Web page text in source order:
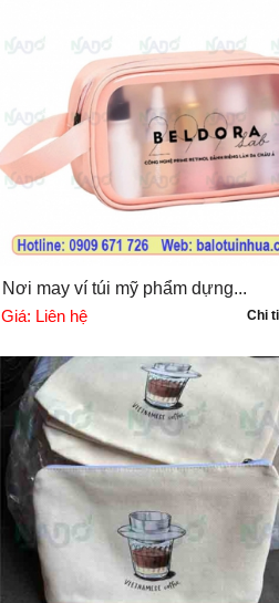
Nơi may ví túi mỹ phẩm dựng...
Chi
Giá: Liên hệ